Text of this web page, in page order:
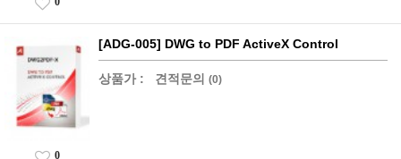
[ADG-005] DWG to PDF ActiveX Control
상품가 : 견적문의 (0)
0